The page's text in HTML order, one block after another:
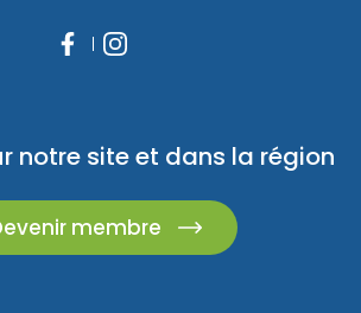
notre site et dans la région
membre